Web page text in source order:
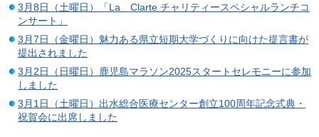
3月8日（土曜日）「La Clarte チャリティースペシャルランチコ
ンサート」
3月7日（金曜日）魅力ある県立短期大学づくりに向けた提言書が
提出されました
3月2日（日曜日）鹿児島マラソン2025スタートセレモニーに参加
しました
3月1日（土曜日）出水総合医療センター創立100周年記念式典・
祝賀会に出席しました